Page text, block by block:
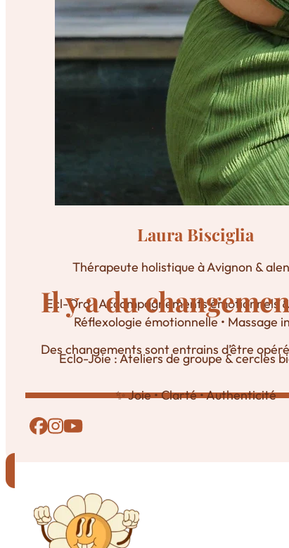
Laura Bisciglia
Thérapeute holistique à Avignon &
Ecl-Ora : Accompagnements émotionnels
Réflexologie émotionnelle • Massage
Eclo-Joie : Ateliers de groupe & cercles
✨ Joie • Clarté • Authenticité
Il y a du
Des changements sont entrains d’être